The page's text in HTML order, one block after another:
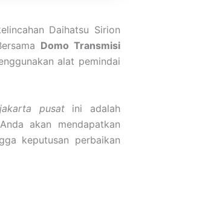
Daihatsu Sirion
Domo Transmisi
alat pemindai
pusatini adalah
akan mendapatkan
keputusan perbaikan